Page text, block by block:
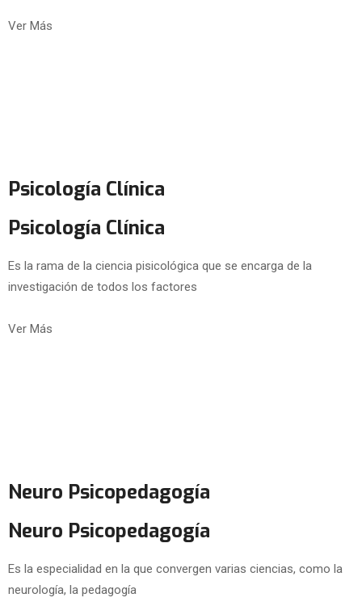
Ver Más
Psicología Clínica
Psicología Clínica
Es la rama de la ciencia pisicológica que se encarga de la
investigación de todos los factores
Ver Más
Neuro Psicopedagogía
Neuro Psicopedagogía
Es la especialidad en la que convergen varias ciencias, como la
neurología, la pedagogía